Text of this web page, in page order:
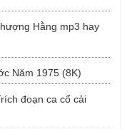
Hằng mp3 hay
Năm 1975 (8K)
đoạn ca cổ cải